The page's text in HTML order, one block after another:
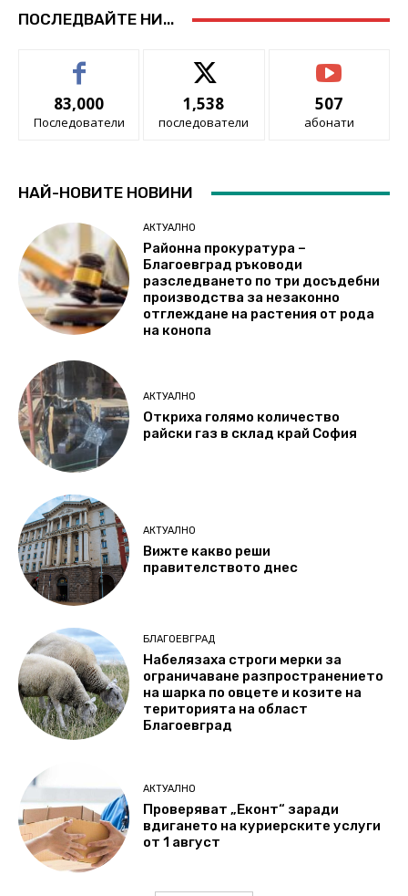
ПОСЛЕДВАЙТЕ НИ...
83,000
Последователи
1,538
последователи
507
абонати
НАЙ-НОВИТЕ НОВИНИ
АКТУАЛНО
Районна прокуратура –
Благоевград ръководи
разследването по три досъдебни
производства за незаконно
отглеждане на растения от рода
на конопа
АКТУАЛНО
Откриха голямо количество
райски газ в склад край София
АКТУАЛНО
Вижте какво реши
правителството днес
БЛАГОЕВГРАД
Набелязаха строги мерки за
ограничаване разпространението
на шарка по овцете и козите на
територията на област
Благоевград
АКТУАЛНО
Проверяват „Еконт“ заради
вдигането на куриерските услуги
от 1 август